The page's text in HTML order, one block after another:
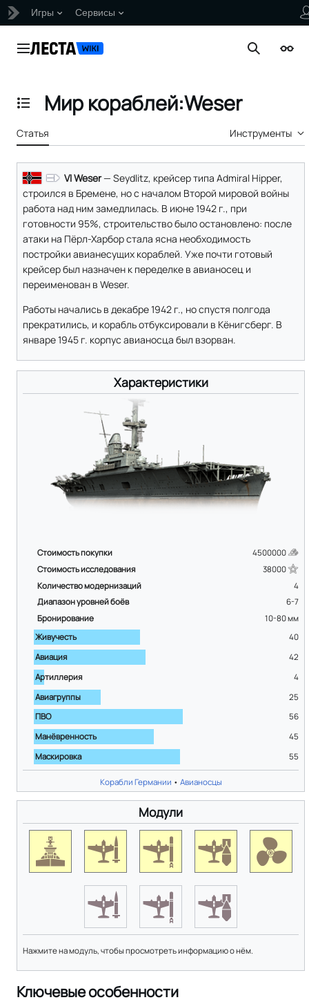
Игры Сервисы
Главное меню Поиск
Отобразить/Скрыть содержание
Мир кораблей:Weser
Статья Инструменты
VI Weser— Seydlitz, крейсер типа Admiral Hipper,
строился в Бремене, но с началом Второй мировой войны
работа над ним замедлилась. В июне 1942 г., при
готовности 95%, строительство было остановлено: после
атаки на Пёрл-Харбор стала ясна необходимость
постройки авианесущих кораблей. Уже почти готовый
крейсер был назначен к переделке в авианосец и
переименован в Weser.
Работы начались в декабре 1942 г., но спустя полгода
прекратились, и корабль отбуксировали в Кёнигсберг. В
январе 1945 г. корпус авианосца был взорван.
Характеристики
Стоимость покупки
4500000
Стоимость исследования
38000
Количество модернизаций
4
Диапазон уровней боёв
6-7
Бронирование
10-80мм
Живучесть
40
Авиация
42
Артиллерия
4
Авиагруппы
25
ПВО
56
Манёвренность
45
Маскировка
55
Корабли Германии • Авианосцы
Модули
Нажмите на модуль, чтобы просмотреть информацию о нём.
Ключевые особенности